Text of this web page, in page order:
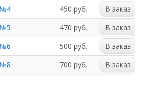
450 руб.
В заказ
470 руб.
В заказ
500 руб.
В заказ
700 руб. В заказ